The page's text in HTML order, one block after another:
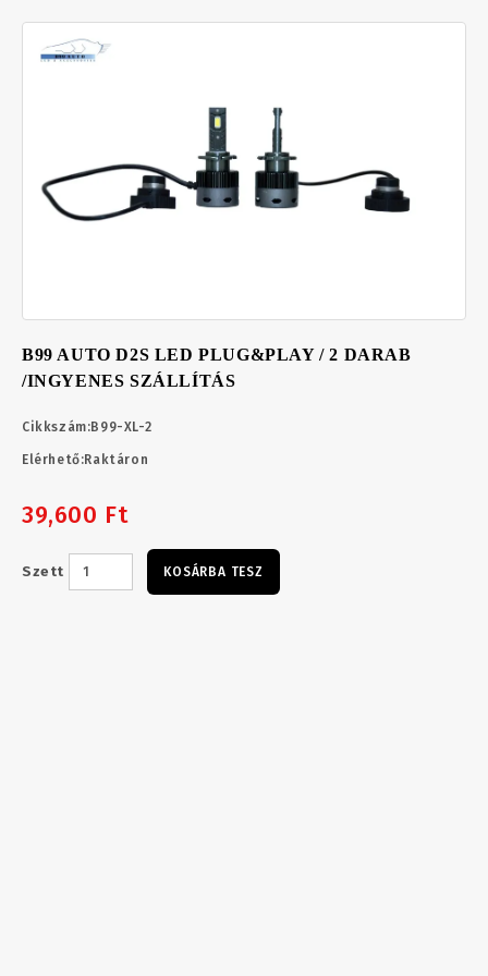
B99 AUTO D2S LED PLUG&PLAY / 2 DARAB
/INGYENES SZÁLLÍTÁS
Cikkszám:B99-XL-2
Elérhető:Raktáron
39,600 Ft
Szett KOSÁRBA TESZ